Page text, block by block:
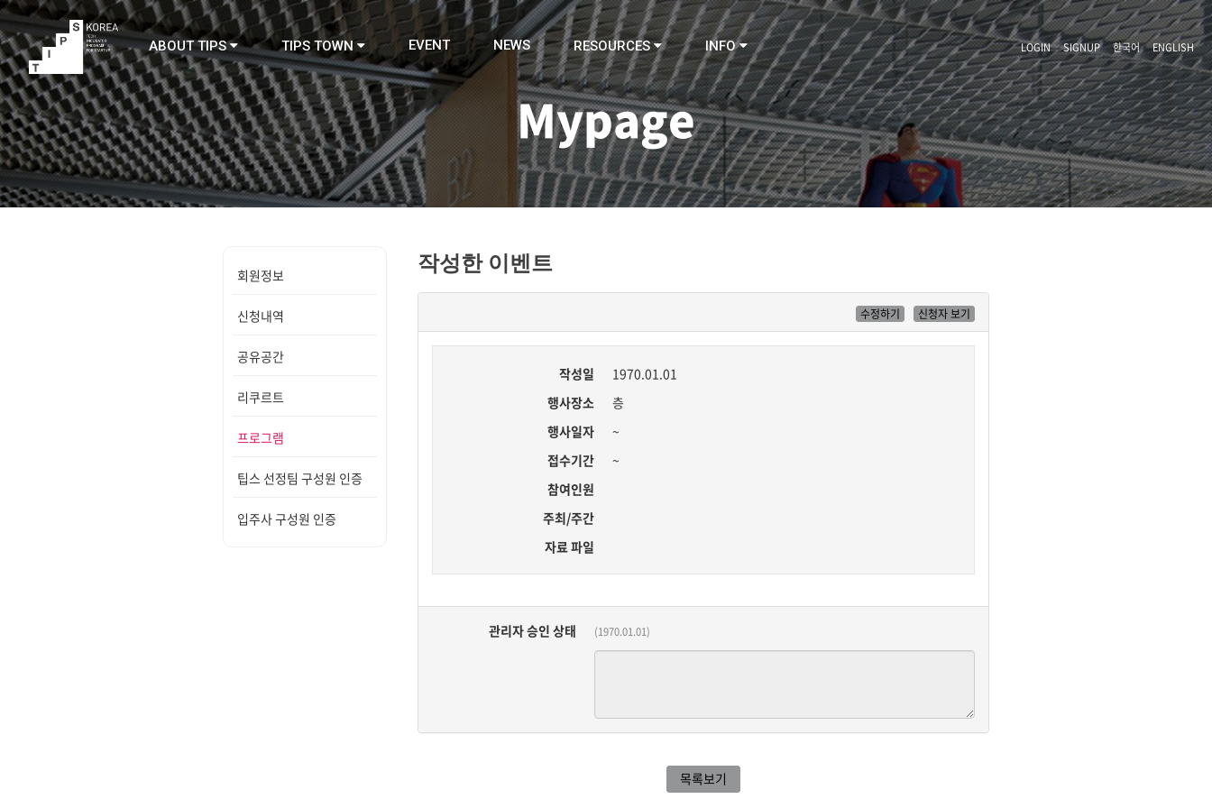
한국어 ENGLISH
LOGIN SIGNUP
TIPS
ABOUT TIPS TIPS TOWN EVENT NEWS RESOURCES INFO
Mypage
작성한 이벤트
수정하기 신청자 보기
작성일
1970.01.01
행사장소
층
행사일자
~
접수기간
~
참여인원
주최/주간
자료 파일
관리자 승인 상태 (1970.01.01)
목록보기
회원정보
신청내역
공유공간
리쿠르트
프로그램
팁스 선정팀 구성원 인증
입주사 구성원 인증